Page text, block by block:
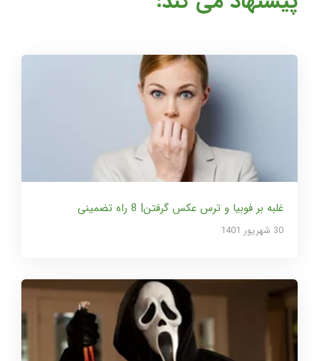
غلبه بر فوبیا و ترس عکس گرفتن| 8 راه تضمینی
30 شهریور 1401